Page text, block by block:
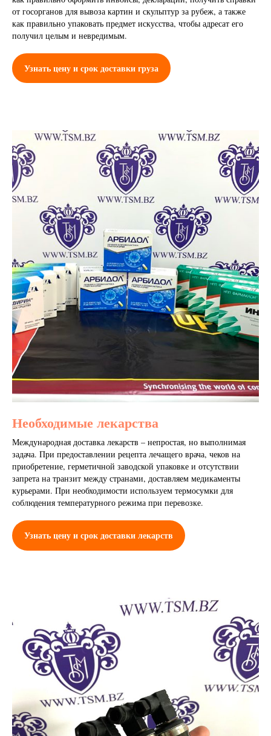
от госорганов для вывоза картин и скульптур за рубеж, а также
как правильно упаковать предмет искусства, чтобы адресат его
получил целым и невредимым.
Узнать цену и срок доставки груза
Необходимые лекарства
Международная доставка лекарств – непростая, но выполнимая
задача. При предоставлении рецепта лечащего врача, чеков на
приобретение, герметичной заводской упаковке и отсутствии
запрета на транзит между странами, доставляем медикаменты
курьерами. При необходимости используем термосумки для
соблюдения температурного режима при перевозке.
Узнать цену и срок доставки лекарств